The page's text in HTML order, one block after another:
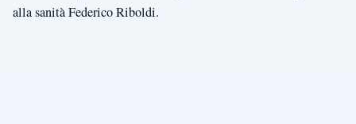
alla sanità Federico Riboldi.